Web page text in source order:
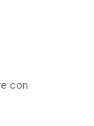
con